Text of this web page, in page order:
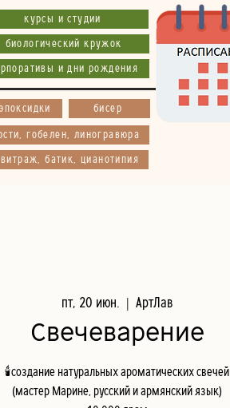
курсы и студии
биологический кружок
и дни рождения
бисер
гобелен, линогравюра
батик, цианотипия
пт, 20 июн.
  |
АртЛав
Свечеварение
🕯️создание натуральных ароматических свечей
(мастер Марине, русский и армянский язык)